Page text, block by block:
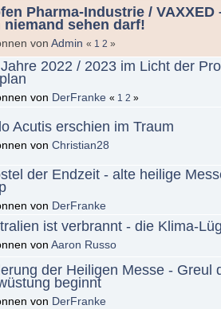
Pharma-Industrie / VAXXED
niemand sehen darf!
von Admin « 1 2 »
2022 / 2023 im Licht der
von DerFranke « 1 2 »
Acutis erschien im Traum
von Christian28
der Endzeit - alte heilige
von DerFranke
ist verbrannt - die Klima-
von Aaron Russo
der Heiligen Messe - Greul
beginnt
von DerFranke